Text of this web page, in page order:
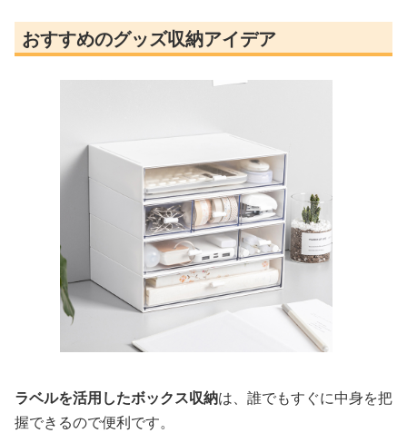
おすすめのグッズ収納アイデア
ラベルを活用したボックス収納は、誰でもすぐに中身を把
握できるので便利です。